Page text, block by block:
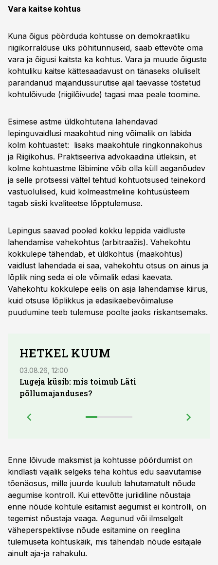
Vara kaitse kohtus
Kuna õigus pöörduda kohtusse on demokraatliku
riigikorralduse üks põhitunnuseid, saab ettevõte oma
vara ja õigusi kaitsta ka kohtus. Vara ja muude õiguste
kohtuliku kaitse kättesaadavust on tänaseks oluliselt
parandanud majandussurutise ajal taevasse tõstetud
kohtulõivude (riigilõivude) tagasi maa peale toomine.
Esimese astme üldkohtutena lahendavad
lepinguvaidlusi maakohtud ning võimalik on läbida
kolm kohtuastet: lisaks maakohtule ringkonnakohus
ja Riigikohus. Praktiseeriva advokaadina ütleksin, et
kolme kohtuastme läbimine võib olla küll aeganõudev
ja selle protsessi vältel tehtud kohtuotsused teinekord
vastuolulised, kuid kolmeastmeline kohtusüsteem
tagab siiski kvaliteetse lõpptulemuse.
Lepingus saavad pooled kokku leppida vaidluste
lahendamise vahekohtus (arbitraažis). Vahekohtu
kokkulepe tähendab, et üldkohtus (maakohtus)
vaidlust lahendada ei saa, vahekohtu otsus on ainus ja
lõplik ning seda ei ole võimalik edasi kaevata.
Vahekohtu kokkulepe eelis on asja lahendamise kiirus,
kuid otsuse lõplikkus ja edasikaebevõimaluse
puudumine teeb tulemuse poolte jaoks riskantsemaks.
HETKEL KUUM
03.08.26, 12:00
Lugeja küsib: mis toimub Läti
põllumajanduses?
Enne lõivude maksmist ja kohtusse pöördumist on
kindlasti vajalik selgeks teha kohtus edu saavutamise
tõenäosus, mille juurde kuulub lahutamatult nõude
aegumise kontroll. Kui ettevõtte juriidiline nõustaja
enne nõude kohtule esitamist aegumist ei kontrolli, on
tegemist nõustaja veaga. Aegunud või ilmselgelt
väheperspektiivse nõude esitamine on reeglina
tulemuseta kohtuskäik, mis tähendab nõude esitajale
ainult aja-ja rahakulu.